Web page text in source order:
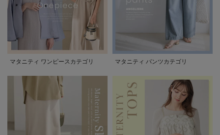
マタニティ ワンピースカテゴリ マタニティ パンツカテゴリ